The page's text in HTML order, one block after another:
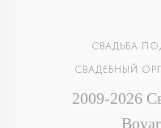
СВАДЬБА
СВАДЕБНЫЙ
2009-2026